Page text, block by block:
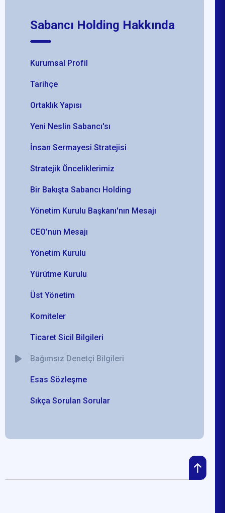
Sabancı Holding Hakkında
Kurumsal Profil
Tarihçe
Ortaklık Yapısı
Yeni Neslin Sabancı'sı
İnsan Sermayesi Stratejisi
Stratejik Önceliklerimiz
Bir Bakışta Sabancı Holding
Yönetim Kurulu Başkanı'nın Mesajı
CEO’nun Mesajı
Yönetim Kurulu
Yürütme Kurulu
Üst Yönetim
Komiteler
Ticaret Sicil Bilgileri
Bağımsız Denetçi Bilgileri
Esas Sözleşme
Sıkça Sorulan Sorular